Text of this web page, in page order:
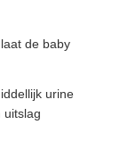
de baby
urine
uitslag